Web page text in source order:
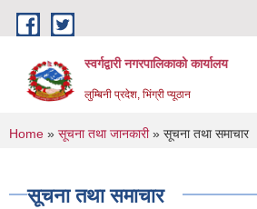
Skip to main content
स्वर्गद्वारी नगरपालिकाको कार्यालय
लुम्बिनी प्रदेश, भिंग्री प्यूठान
You are here
Home » सूचना तथा जानकारी» सूचना तथा समाचार
सूचना तथा समाचार